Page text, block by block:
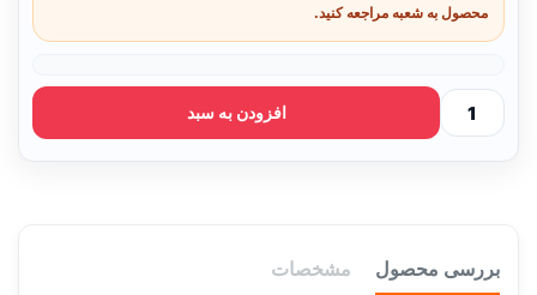
محصول به شعبه مراجعه کنید.
افزودن به سبد
بررسی محصول مشخصات